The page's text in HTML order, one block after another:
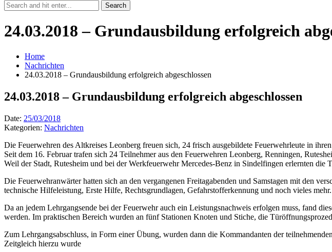
24.03.2018 – Grundausbildung erfolgreich
Home
Nachrichten
24.03.2018 – Grundausbildung erfolgreich abgeschlossen
24.03.2018 – Grundausbildung erfolgreich abgeschlossen
Date: 25/03/2018
Kategorien: Nachrichten
Die Feuerwehren des Altkreises Leonberg freuen sich, 24 frisch ausgebildete Feuerwehrleute in
Seit dem 16. Februar trafen sich 24 Teilnehmer aus den Feuerwehren Leonberg, Renningen,
Weil der Stadt, Rutesheim und bei der Werkfeuerwehr Mercedes-Benz in Sindelfingen erlernten die
Die Feuerwehranwärter hatten sich an den vergangenen Freitagabenden und Samstagen mit den
technische Hilfeleistung, Erste Hilfe, Rechtsgrundlagen, Gefahrstofferkennung und noch vieles
Da an jedem Lehrgangsende bei der Feuerwehr auch ein Leistungsnachweis erfolgen muss, fand
werden. Im praktischen Bereich wurden an fünf Stationen Knoten und Stiche, die
Zum Lehrgangsabschluss, in Form einer Übung, wurden dann die Kommandanten der
Zeitgleich hierzu wurde